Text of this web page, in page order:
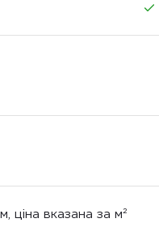
ціна вказана за м²